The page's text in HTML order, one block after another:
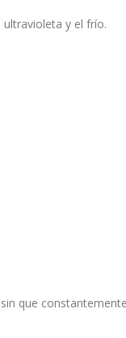
y el frío.
que